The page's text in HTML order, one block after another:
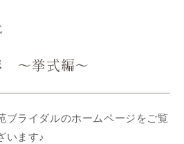
～挙式編～
ブライダルのホームページをご覧
います♪